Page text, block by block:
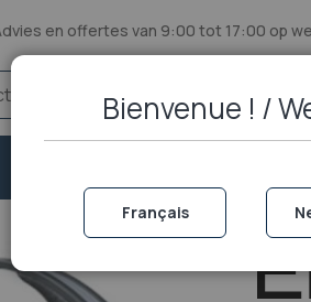
en offertes van 9:00 tot 17:00 op
Bienvenue ! /
Français